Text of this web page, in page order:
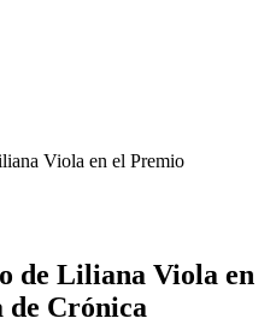
Viola en el Premio
de Liliana Viola en
de Crónica